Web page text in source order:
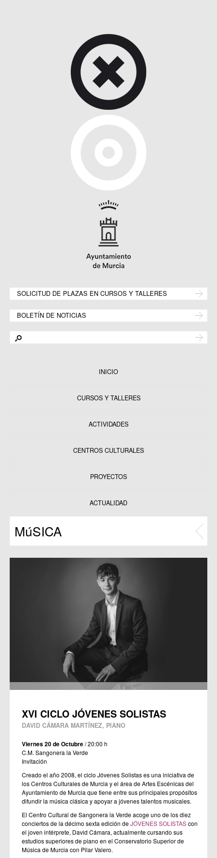
SOLICITUD DE PLAZAS EN CURSOS Y TALLERES
BOLETÍN DE NOTICIAS
INICIO
CURSOS Y TALLERES
ACTIVIDADES
CENTROS CULTURALES
PROYECTOS
Programas
ACTUALIDAD
MúSICA
XVI CICLO JÓVENES SOLISTAS
DAVID CÁMARA MARTÍNEZ, PIANO
Viernes 20 de Octubre/ 20:00 h
C.M. Sangonera la Verde
Invitación
Creado el año 2008, el ciclo Jóvenes Solistas es una iniciativa de
los Centros Culturales de Murcia y el área de Artes Escénicas del
Ayuntamiento de Murcia que tiene entre sus principales propósitos
difundir la música clásica y apoyar a jóvenes talentos musicales.
El Centro Cultural de Sangonera la Verde acoge uno de los diez
conciertos de la décimo sexta edición deJÓVENES SOLISTAScon
el joven intérprete, David Cámara, actualmente cursando sus
estudios superiores de piano en el Conservatorio Superior de
Música de Murcia con Pilar Valero.